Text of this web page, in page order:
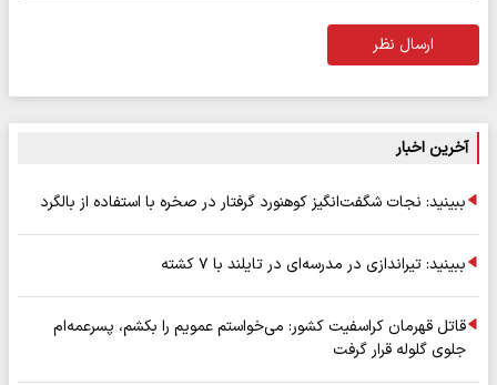
ارسال نظر
آخرین اخبار
ببینید: نجات شگفت‌انگیز کوهنورد گرفتار در صخره با استفاده از بالگرد
ببینید: تیراندازی در مدرسه‌ای در تایلند با ۷ کشته
قاتل قهرمان کراسفیت کشور: می‌خواستم عمویم را بکشم، پسرعمه‌ام
جلوی گلوله قرار گرفت